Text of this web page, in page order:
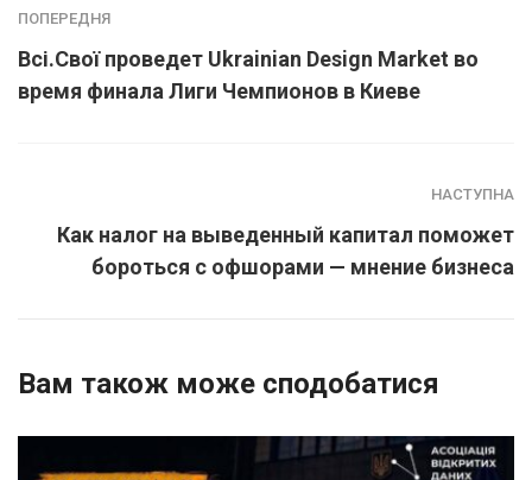
ПОПЕРЕДНЯ
Всі.Свої проведет Ukrainian Design Market во
время финала Лиги Чемпионов в Киеве
НАСТУПНА
Как налог на выведенный капитал поможет
бороться с офшорами — мнение бизнеса
Вам також може сподобатися